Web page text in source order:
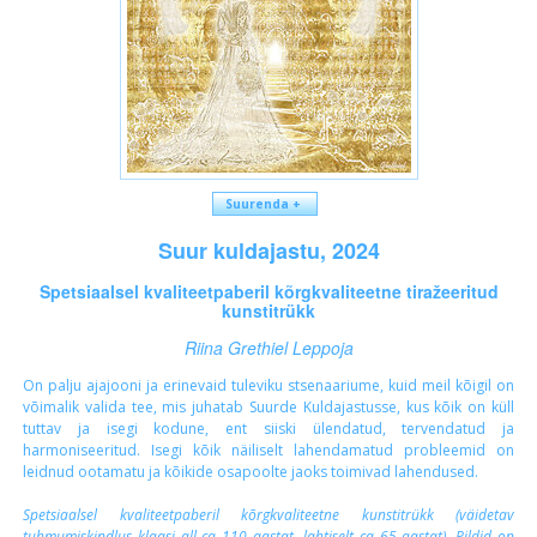
Suurenda +
Suur kuldajastu, 2024
Spetsiaalsel kvaliteetpaberil kõrgkvaliteetne tiražeeritud
kunstitrükk
Riina Grethiel Leppoja
On palju ajajooni ja erinevaid tuleviku stsenaariume, kuid meil kõigil on
võimalik valida tee, mis juhatab Suurde Kuldajastusse, kus kõik on küll
tuttav ja isegi kodune, ent siiski ülendatud, tervendatud ja
harmoniseeritud. Isegi kõik näiliselt lahendamatud probleemid on
leidnud ootamatu ja kõikide osapoolte jaoks toimivad lahendused.
Spetsiaalsel kvaliteetpaberil kõrgkvaliteetne kunstitrükk (väidetav